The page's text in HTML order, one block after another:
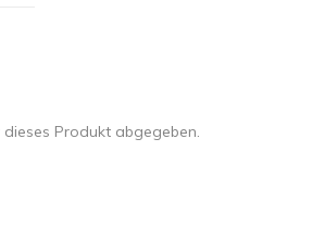
Produkt abgegeben.